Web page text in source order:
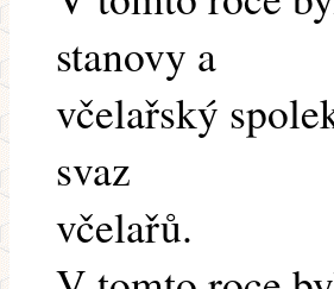
stanovy a
včelařský
svaz
včelařů.